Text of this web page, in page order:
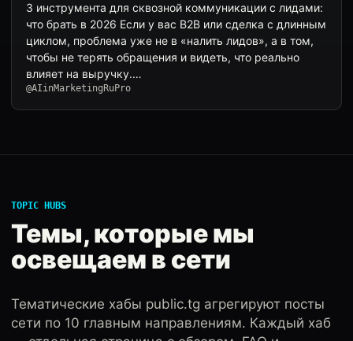
3 инструмента для сквозной коммуникации с лидами:
что брать в 2026 Если у вас B2B или сделка с длинным
циклом, проблема уже не в «налить лидов», а в том,
чтобы не терять обращения и видеть, что реально
влияет на выручку.…
@AIinMarketingRuPro
TOPIC HUBS
Темы, которые мы
освещаем в сети
Тематические хабы public.tg агрегируют посты
сети по 10 главным направлениям. Каждый хаб